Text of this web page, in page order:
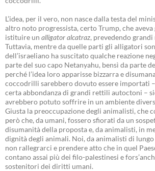
L’idea, per il vero, non nasce dalla testa del
altro noto progressista, certo Trump, che aveva
istituire un alligator alcatraz, prevedendo
Tuttavia, mentre da quelle parti gli alligatori
dell’israeliano ha suscitato qualche reazione
parte del suo capo Netanyahu, bensì da parte
perché l’idea loro apparisse bizzarra e
coccodrilli sarebbero dovuto essere importati
certa abbondanza di grandi rettili autoctoni –
avrebbero potuto soffrire in un ambiente
Giusta la preoccupazione degli animalisti, che
però che, da umani, fossero sfiorati da un
disumanità della proposta e, da animalisti, in
dignità degli animali. Noi, da animalisti di
non rallegrarci e prendere atto che in quel
contano assai più dei filo-palestinesi e
sostenitori dei diritti umani.